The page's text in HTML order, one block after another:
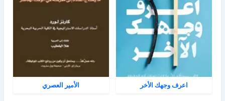
اعرف وجهك الأخر الأمير العصري